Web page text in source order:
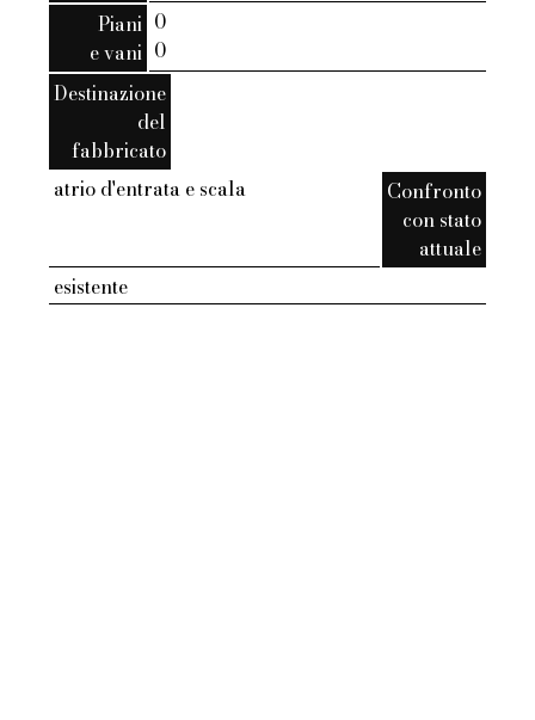
Piani
e vani
0
0
Destinazione
del
fabbricato
atrio d'entrata e scala
Confronto
con stato
attuale
esistente